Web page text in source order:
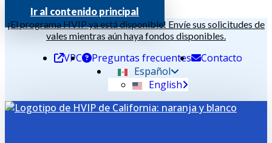
Ir al contenido principal
¡El programa HVIP ya está disponible! Envíe sus solicitudes de
vales mientras aún haya fondos disponibles.
VPC Preguntas frecuentes
Contacto
Español
English